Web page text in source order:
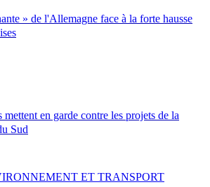
» de l'Allemagne face à la forte hausse
mettent en garde contre les projets de la
Sud
ET TRANSPORT